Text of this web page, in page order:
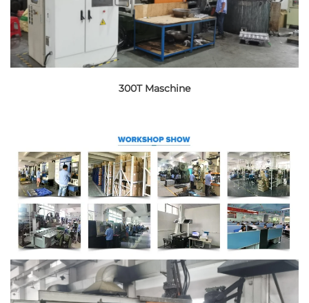
300T Maschine